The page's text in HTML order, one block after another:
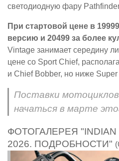
светодиодную фару
При стартовой цене в
версию и 20499 за более
Vintage занимает середину
цене со Sport Chief,
и Chief Bobber, но ниже Super
Поставки
начаться в марте
ФОТОГАЛЕРЕЯ "INDIAN
2026. ПОДРОБНОСТИ"